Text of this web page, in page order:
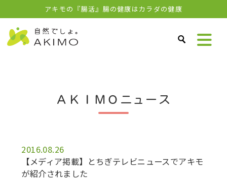
アキモの『腸活』腸の健康はカラダの健康
ＡＫＩＭＯニュース
2016.08.26
【メディア掲載】とちぎテレビニュースでアキモ
が紹介されました